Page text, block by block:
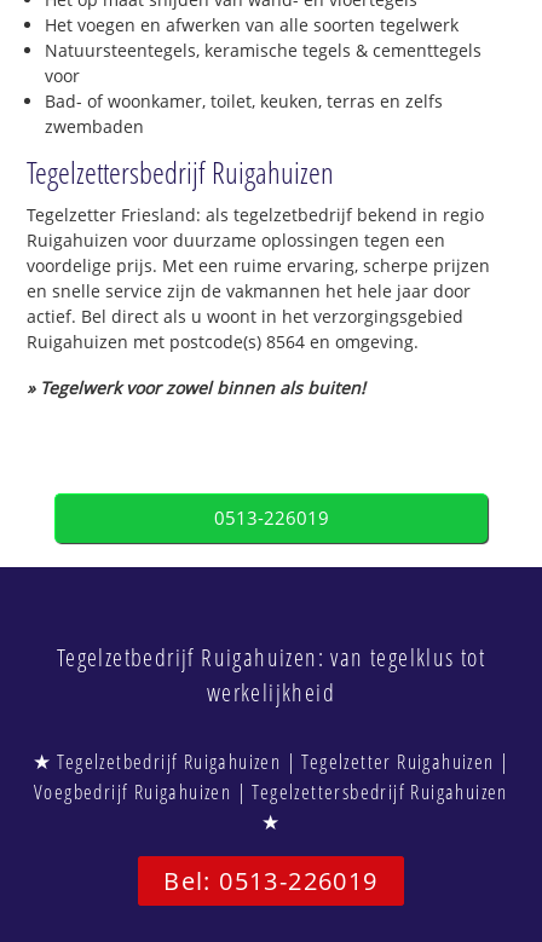
Het voegen en afwerken van alle soorten tegelwerk
Natuursteentegels, keramische tegels & cementtegels
voor
Bad- of woonkamer, toilet, keuken, terras en zelfs
zwembaden
Tegelzettersbedrijf Ruigahuizen
Tegelzetter Friesland: als tegelzetbedrijf bekend in regio
Ruigahuizen voor duurzame oplossingen tegen een
voordelige prijs. Met een ruime ervaring, scherpe prijzen
en snelle service zijn de vakmannen het hele jaar door
actief. Bel direct als u woont in het verzorgingsgebied
Ruigahuizen met postcode(s) 8564 en omgeving.
» Tegelwerk voor zowel binnen als buiten!
0513-226019
Tegelzetbedrijf Ruigahuizen: van tegelklus tot
werkelijkheid
★ Tegelzetbedrijf Ruigahuizen | Tegelzetter Ruigahuizen |
Voegbedrijf Ruigahuizen | Tegelzettersbedrijf Ruigahuizen
★
Bel: 0513-226019